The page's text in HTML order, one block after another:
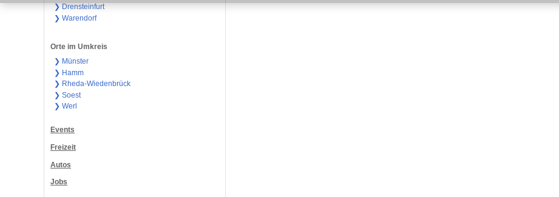
❯ Drensteinfurt
❯ Warendorf
Orte im Umkreis
❯ Münster
❯ Hamm
❯ Rheda-Wiedenbrück
❯ Soest
❯ Werl
Events
Freizeit
Autos
Jobs